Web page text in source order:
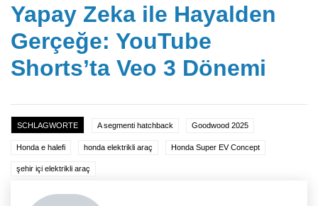
Yapay Zeka ile Hayalden
Gerçeğe: YouTube
Shorts’ta Veo 3 Dönemi
SCHLAGWORTE A segmenti hatchback Goodwood 2025
Honda e halefi honda elektrikli araç Honda Super EV Concept
şehir içi elektrikli araç